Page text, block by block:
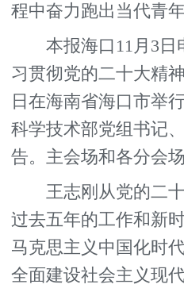
程中奋力跑出当代青
本报海口11月3日
习贯彻党的二十大精
日在海南省海口市举
科学技术部党组书记
告。主会场和各分会
王志刚从党的二十
过去五年的工作和新
马克思主义中国化时
全面建设社会主义现